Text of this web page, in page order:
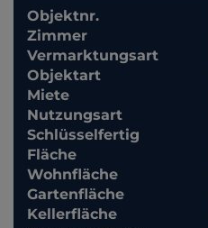
Objektnr.
Zimmer
Vermarktungsart
Objektart
Miete
Nutzungsart
Schlüsselfertig
Fläche
Wohnfläche
Gartenfläche
Kellerfläche